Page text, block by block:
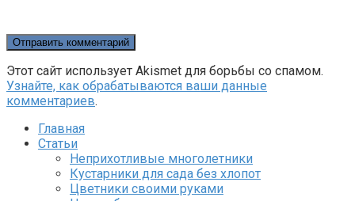
Этот сайт использует Akismet для борьбы со спамом.
Узнайте, как обрабатываются ваши данные
комментариев.
Главная
Статьи
Неприхотливые многолетники
Кустарники для сада без хлопот
Цветники своими руками